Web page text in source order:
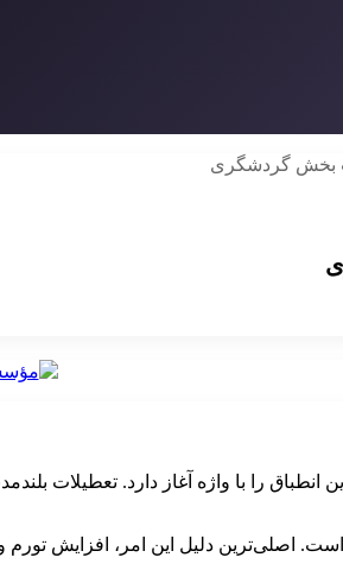
اصلی‌ترین دلیل این امر، افزایش